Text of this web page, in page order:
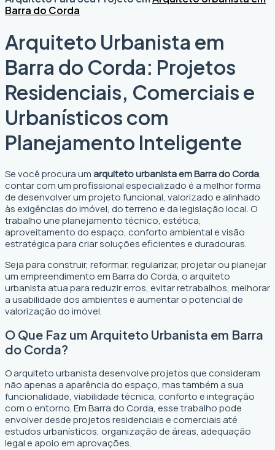
Barra do Corda
Arquiteto Urbanista em
Barra do Corda: Projetos
Residenciais, Comerciais e
Urbanísticos com
Planejamento Inteligente
Se você procura umarquiteto urbanista em Barra do Corda,
contar com um profissional especializado é a melhor forma
de desenvolver um projeto funcional, valorizado e alinhado
às exigências do imóvel, do terreno e da legislação local. O
trabalho une planejamento técnico, estética,
aproveitamento do espaço, conforto ambiental e visão
estratégica para criar soluções eficientes e duradouras.
Seja para construir, reformar, regularizar, projetar ou planejar
um empreendimento em Barra do Corda, o arquiteto
urbanista atua para reduzir erros, evitar retrabalhos, melhorar
a usabilidade dos ambientes e aumentar o potencial de
valorização do imóvel.
O Que Faz um Arquiteto Urbanista em Barra
do Corda?
O arquiteto urbanista desenvolve projetos que consideram
não apenas a aparência do espaço, mas também a sua
funcionalidade, viabilidade técnica, conforto e integração
com o entorno. Em Barra do Corda, esse trabalho pode
envolver desde projetos residenciais e comerciais até
estudos urbanísticos, organização de áreas, adequação
legal e apoio em aprovações.